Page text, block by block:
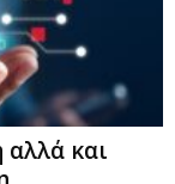
και